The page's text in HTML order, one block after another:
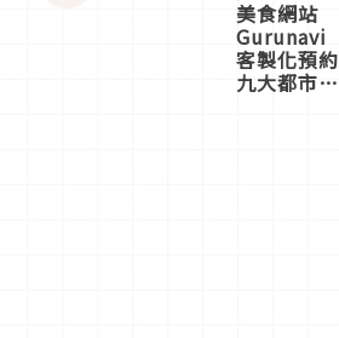
美食網站
Gurunavi
客製化預約
九大都市餐